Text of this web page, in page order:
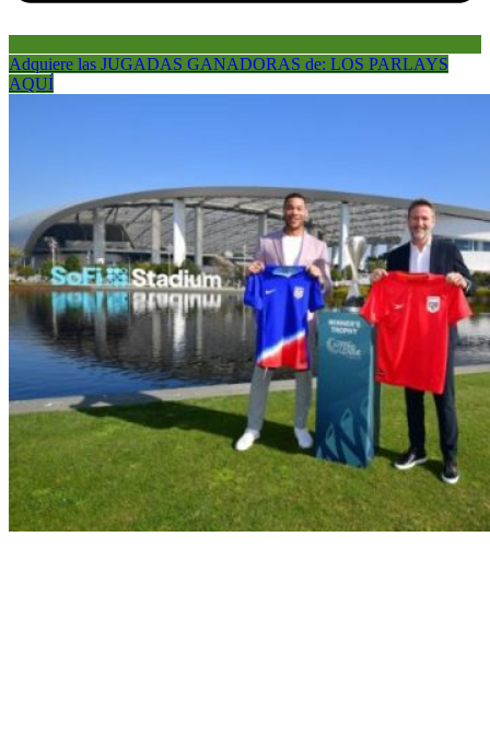
Adquiere las JUGADAS GANADORAS de: LOS PARLAYS
AQUÍ